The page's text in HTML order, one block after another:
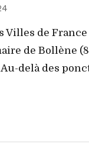
Villes de
de Bollène
delà des